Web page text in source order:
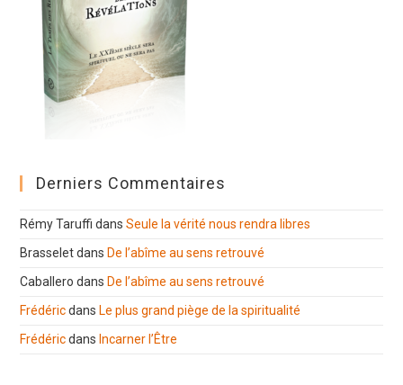
Derniers Commentaires
Rémy Taruffi dansSeule la vérité nous rendra libres
Brasseletdans De l’abîme au sens retrouvé
Caballero dans De l’abîme au sens retrouvé
Frédéricdans Le plus grand piège de la spiritualité
Frédéricdans Incarner l’Être